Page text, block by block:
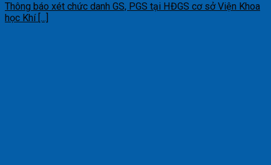
Thông báo xét chức danh GS, PGS tại HĐGS cơ sở Viện Khoa
học Khí [...]